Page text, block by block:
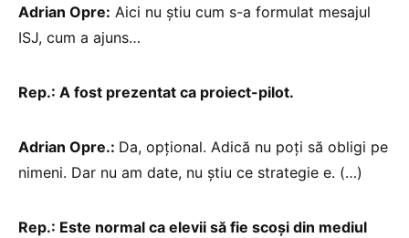
Adrian Opre: Aici nu știu cum s-a formulat mesajul
ISJ, cum a ajuns…
Rep.: A fost prezentat ca proiect-pilot.
Adrian Opre.: Da, opțional. Adică nu poți să obligi pe
nimeni. Dar nu am date, nu știu ce strategie e. (…)
Rep.: Este normal ca elevii să fie scoși din mediul